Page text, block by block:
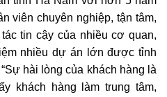
viên chuyên nghiệp, tận tâm,
tin cậy của nhiều cơ quan,
nhiều dự án lớn được tỉnh
hài lòng của khách hàng là
khách hàng làm trung tâm,